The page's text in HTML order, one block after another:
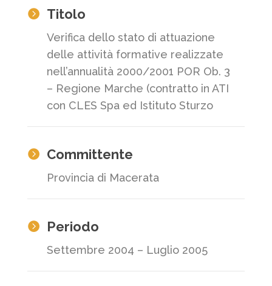
 Titolo
Verifica dello stato di attuazione
delle attività formative realizzate
nell’annualità 2000/2001 POR Ob. 3
– Regione Marche (contratto in ATI
con CLES Spa ed Istituto Sturzo
 Committente
Provincia di Macerata
 Periodo
Settembre 2004 – Luglio 2005